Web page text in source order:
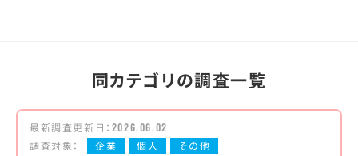
同カテゴリの調査一覧
最新調査更新日： 2026.06.02
調査対象：
企業 個人 その他